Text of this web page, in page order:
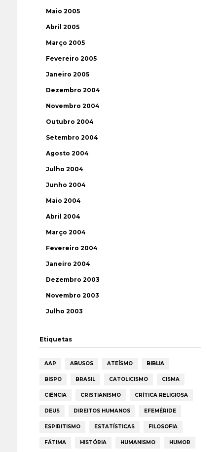
Maio 2005
Abril 2005
Março 2005
Fevereiro 2005
Janeiro 2005
Dezembro 2004
Novembro 2004
Outubro 2004
Setembro 2004
Agosto 2004
Julho 2004
Junho 2004
Maio 2004
Abril 2004
Março 2004
Fevereiro 2004
Janeiro 2004
Dezembro 2003
Novembro 2003
Julho 2003
Etiquetas
AAP ABUSOS ATEÍSMO BIBLIA
BISPO BRASIL CATOLICISMO CISMA
CIÊNCIA CRISTIANISMO CRÍTICA RELIGIOSA
DEUS DIREITOS HUMANOS EFEMÉRIDE
ESPIRITISMO ESTATÍSTICAS FILOSOFIA
FÁTIMA HISTÓRIA HUMANISMO HUMOR